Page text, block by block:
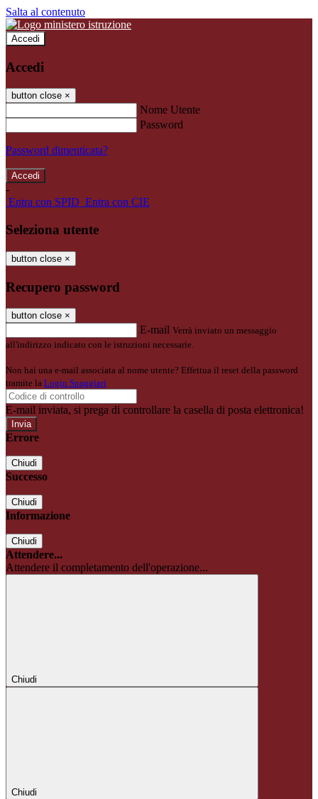
Salta al contenuto
Accedi
Accedi
button close ×
Nome Utente
Password
Password dimenticata?
-
Entra con SPID Entra con CIE
Seleziona utente
button close ×
Recupero password
button close ×
E-mail Verrà inviato un messaggio
all'indirizzo indicato con le istruzioni necessarie.
Non hai una e-mail associata al nome utente? Effettua il reset della password
tramite la Login Spaggiari
E-mail inviata, si prega di controllare la casella di posta elettronica!
Errore
Chiudi
Successo
Chiudi
Informazione
Chiudi
Attendere...
Attendere il completamento dell'operazione...
Chiudi
Chiudi